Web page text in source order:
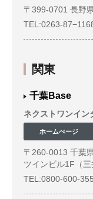
〒399-0701 長野
TEL:0263-
関東
千葉Base
ネクストワンイン
ホームぺージ
〒260-0013 千葉
ツインビル1F （
TEL:0800-600-